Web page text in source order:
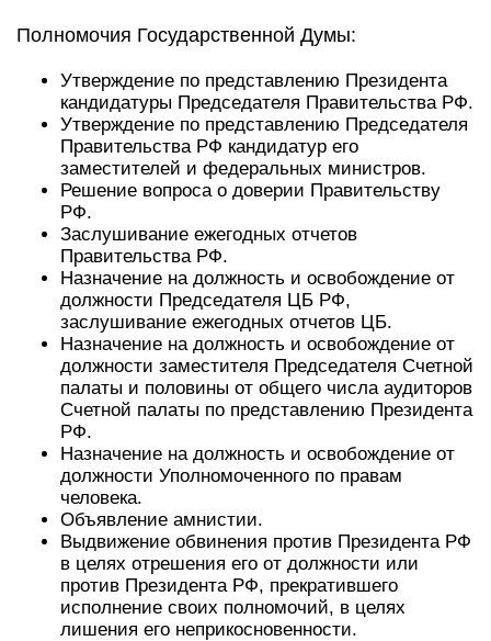
Полномочия Государственной Думы:
Утверждение по представлению Президента
кандидатуры Председателя Правительства РФ.
Утверждение по представлению Председателя
Правительства РФ кандидатур его
заместителей и федеральных министров.
Решение вопроса о доверии Правительству
РФ.
Заслушивание ежегодных отчетов
Правительства РФ.
Назначение на должность и освобождение от
должности Председателя ЦБ РФ,
заслушивание ежегодных отчетов ЦБ.
Назначение на должность и освобождение от
должности заместителя Председателя Счетной
палаты и половины от общего числа аудиторов
Счетной палаты по представлению Президента
РФ.
Назначение на должность и освобождение от
должности Уполномоченного по правам
человека.
Объявление амнистии.
Выдвижение обвинения против Президента РФ
в целях отрешения его от должности или
против Президента РФ, прекратившего
исполнение своих полномочий, в целях
лишения его неприкосновенности.